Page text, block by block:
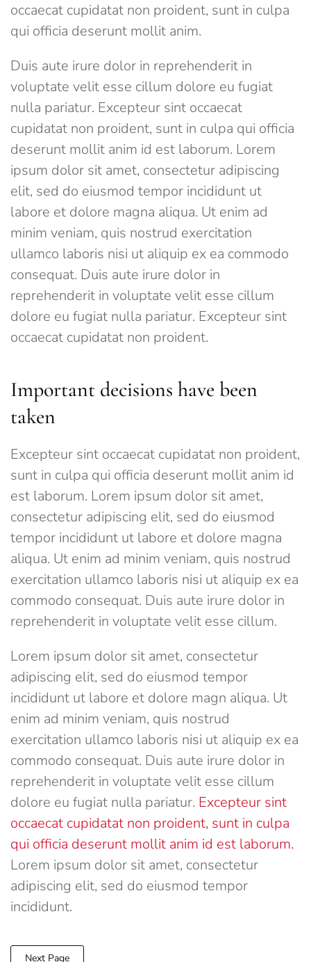
occaecat cupidatat non proident, sunt in culpa
qui officia deserunt mollit anim.
Duis aute irure dolor in reprehenderit in
voluptate velit esse cillum dolore eu fugiat
nulla pariatur. Excepteur sint occaecat
cupidatat non proident, sunt in culpa qui officia
deserunt mollit anim id est laborum. Lorem
ipsum dolor sit amet, consectetur adipiscing
elit, sed do eiusmod tempor incididunt ut
labore et dolore magna aliqua. Ut enim ad
minim veniam, quis nostrud exercitation
ullamco laboris nisi ut aliquip ex ea commodo
consequat. Duis aute irure dolor in
reprehenderit in voluptate velit esse cillum
dolore eu fugiat nulla pariatur. Excepteur sint
occaecat cupidatat non proident.
Important decisions have been
taken
Excepteur sint occaecat cupidatat non proident,
sunt in culpa qui officia deserunt mollit anim id
est laborum. Lorem ipsum dolor sit amet,
consectetur adipiscing elit, sed do eiusmod
tempor incididunt ut labore et dolore magna
aliqua. Ut enim ad minim veniam, quis nostrud
exercitation ullamco laboris nisi ut aliquip ex ea
commodo consequat. Duis aute irure dolor in
reprehenderit in voluptate velit esse cillum.
Lorem ipsum dolor sit amet, consectetur
adipiscing elit, sed do eiusmod tempor
incididunt ut labore et dolore magn aliqua. Ut
enim ad minim veniam, quis nostrud
exercitation ullamco laboris nisi ut aliquip ex ea
commodo consequat. Duis aute irure dolor in
reprehenderit in voluptate velit esse cillum
dolore eu fugiat nulla pariatur. Excepteur sint
occaecat cupidatat non proident, sunt in culpa
qui officia deserunt mollit anim id est laborum.
Lorem ipsum dolor sit amet, consectetur
adipiscing elit, sed do eiusmod tempor
incididunt.
Next Page